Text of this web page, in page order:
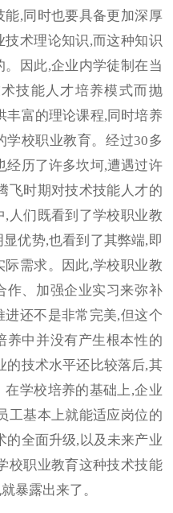
,同时也要具备更加深厚
术理论知识,而这种知识
因此,企业内学徒制在当
技能人才培养模式而抛
丰富的理论课程,同时培养
学校职业教育。经过30多
经历了许多坎坷,遭遇过许
飞时期对技术技能人才的
人们既看到了学校职业教
优势,也看到了其弊端,即
需求。因此,学校职业教
作、加强企业实习来弥补
还不是非常完美,但这个
养中并没有产生根本性的
的技术水平还比较落后,其
学校培养的基础上,企业
工基本上就能适应岗位的
的全面升级,以及未来产业
校职业教育这种技术技能
暴露出来了。